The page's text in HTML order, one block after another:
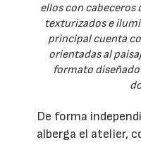
ellos con cabeceros
texturizados e
principal cuenta
orientadas al
formato diseñado
De forma
alberga el atelier,